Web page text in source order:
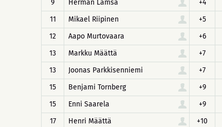
9
Herman Lämsä +4
11
Mikael Riipinen +5
12
Aapo Murtovaara +6
13
Markku Määttä +7
13
Joonas Parkkisenniemi +7
15
Benjami Tornberg +9
15
Enni Saarela +9
17
Henri Määttä +10